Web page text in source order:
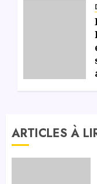
ARTICLES À